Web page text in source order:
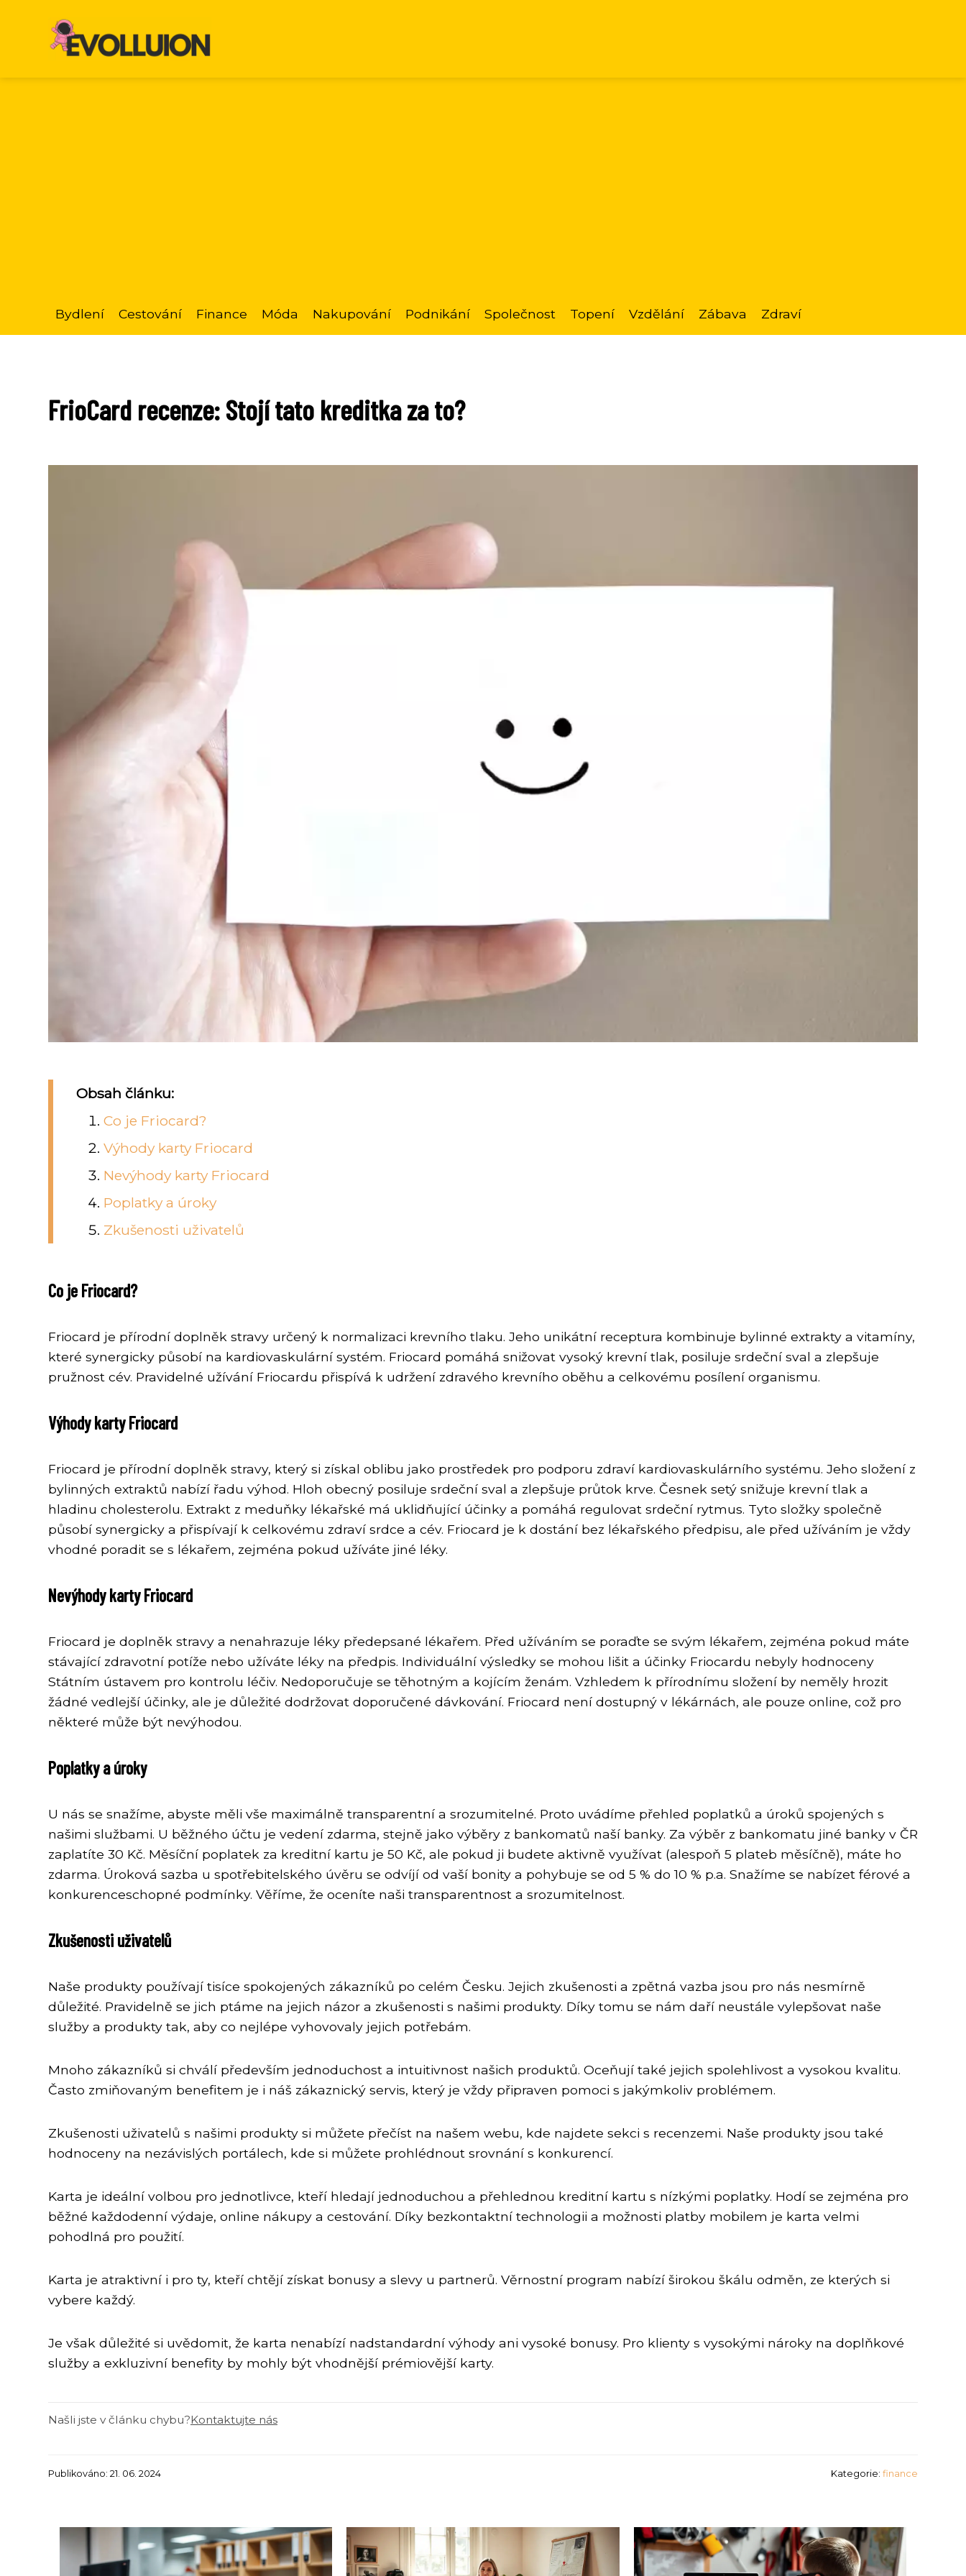
Bydlení Cestování Finance Móda Nakupování Podnikání Společnost Topení Vzdělání Zábava Zdraví
FrioCard recenze: Stojí tato kreditka za to?
Obsah článku:
Co je Friocard?
Výhody karty Friocard
Nevýhody karty Friocard
Poplatky a úroky
Zkušenosti uživatelů
Co je Friocard?
Friocard je přírodní doplněk stravy určený k normalizaci krevního tlaku. Jeho unikátní receptura kombinuje bylinné extrakty a vitamíny,
které synergicky působí na kardiovaskulární systém. Friocard pomáhá snižovat vysoký krevní tlak, posiluje srdeční sval a zlepšuje
pružnost cév. Pravidelné užívání Friocardu přispívá k udržení zdravého krevního oběhu a celkovému posílení organismu.
Výhody karty Friocard
Friocard je přírodní doplněk stravy, který si získal oblibu jako prostředek pro podporu zdraví kardiovaskulárního systému. Jeho složení z
bylinných extraktů nabízí řadu výhod. Hloh obecný posiluje srdeční sval a zlepšuje průtok krve. Česnek setý snižuje krevní tlak a
hladinu cholesterolu. Extrakt z meduňky lékařské má uklidňující účinky a pomáhá regulovat srdeční rytmus. Tyto složky společně
působí synergicky a přispívají k celkovému zdraví srdce a cév. Friocard je k dostání bez lékařského předpisu, ale před užíváním je vždy
vhodné poradit se s lékařem, zejména pokud užíváte jiné léky.
Nevýhody karty Friocard
Friocard je doplněk stravy a nenahrazuje léky předepsané lékařem. Před užíváním se poraďte se svým lékařem, zejména pokud máte
stávající zdravotní potíže nebo užíváte léky na předpis. Individuální výsledky se mohou lišit a účinky Friocardu nebyly hodnoceny
Státním ústavem pro kontrolu léčiv. Nedoporučuje se těhotným a kojícím ženám. Vzhledem k přírodnímu složení by neměly hrozit
žádné vedlejší účinky, ale je důležité dodržovat doporučené dávkování. Friocard není dostupný v lékárnách, ale pouze online, což pro
některé může být nevýhodou.
Poplatky a úroky
U nás se snažíme, abyste měli vše maximálně transparentní a srozumitelné. Proto uvádíme přehled poplatků a úroků spojených s
našimi službami. U běžného účtu je vedení zdarma, stejně jako výběry z bankomatů naší banky. Za výběr z bankomatu jiné banky v ČR
zaplatíte 30 Kč. Měsíční poplatek za kreditní kartu je 50 Kč, ale pokud ji budete aktivně využívat (alespoň 5 plateb měsíčně), máte ho
zdarma. Úroková sazba u spotřebitelského úvěru se odvíjí od vaší bonity a pohybuje se od 5 % do 10 % p.a. Snažíme se nabízet férové a
konkurenceschopné podmínky. Věříme, že oceníte naši transparentnost a srozumitelnost.
Zkušenosti uživatelů
Naše produkty používají tisíce spokojených zákazníků po celém Česku. Jejich zkušenosti a zpětná vazba jsou pro nás nesmírně
důležité. Pravidelně se jich ptáme na jejich názor a zkušenosti s našimi produkty. Díky tomu se nám daří neustále vylepšovat naše
služby a produkty tak, aby co nejlépe vyhovovaly jejich potřebám.
Mnoho zákazníků si chválí především jednoduchost a intuitivnost našich produktů. Oceňují také jejich spolehlivost a vysokou kvalitu.
Často zmiňovaným benefitem je i náš zákaznický servis, který je vždy připraven pomoci s jakýmkoliv problémem.
Zkušenosti uživatelů s našimi produkty si můžete přečíst na našem webu, kde najdete sekci s recenzemi. Naše produkty jsou také
hodnoceny na nezávislých portálech, kde si můžete prohlédnout srovnání s konkurencí.
Karta je ideální volbou pro jednotlivce, kteří hledají jednoduchou a přehlednou kreditní kartu s nízkými poplatky. Hodí se zejména pro
běžné každodenní výdaje, online nákupy a cestování. Díky bezkontaktní technologii a možnosti platby mobilem je karta velmi
pohodlná pro použití.
Karta je atraktivní i pro ty, kteří chtějí získat bonusy a slevy u partnerů. Věrnostní program nabízí širokou škálu odměn, ze kterých si
vybere každý.
Je však důležité si uvědomit, že karta nenabízí nadstandardní výhody ani vysoké bonusy. Pro klienty s vysokými nároky na doplňkové
služby a exkluzivní benefity by mohly být vhodnější prémiovější karty.
Našli jste v článku chybu?Kontaktujte nás
Publikováno: 21. 06. 2024 Kategorie: finance